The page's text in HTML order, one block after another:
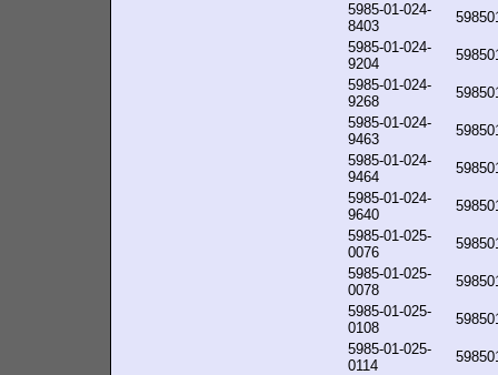
5985-01-024-
8403
5985-01-024-
9204
5985-01-024-
9268
5985-01-024-
9463
5985-01-024-
9464
5985-01-024-
9640
5985-01-025-
0076
5985-01-025-
0078
5985-01-025-
0108
5985-01-025-
0114